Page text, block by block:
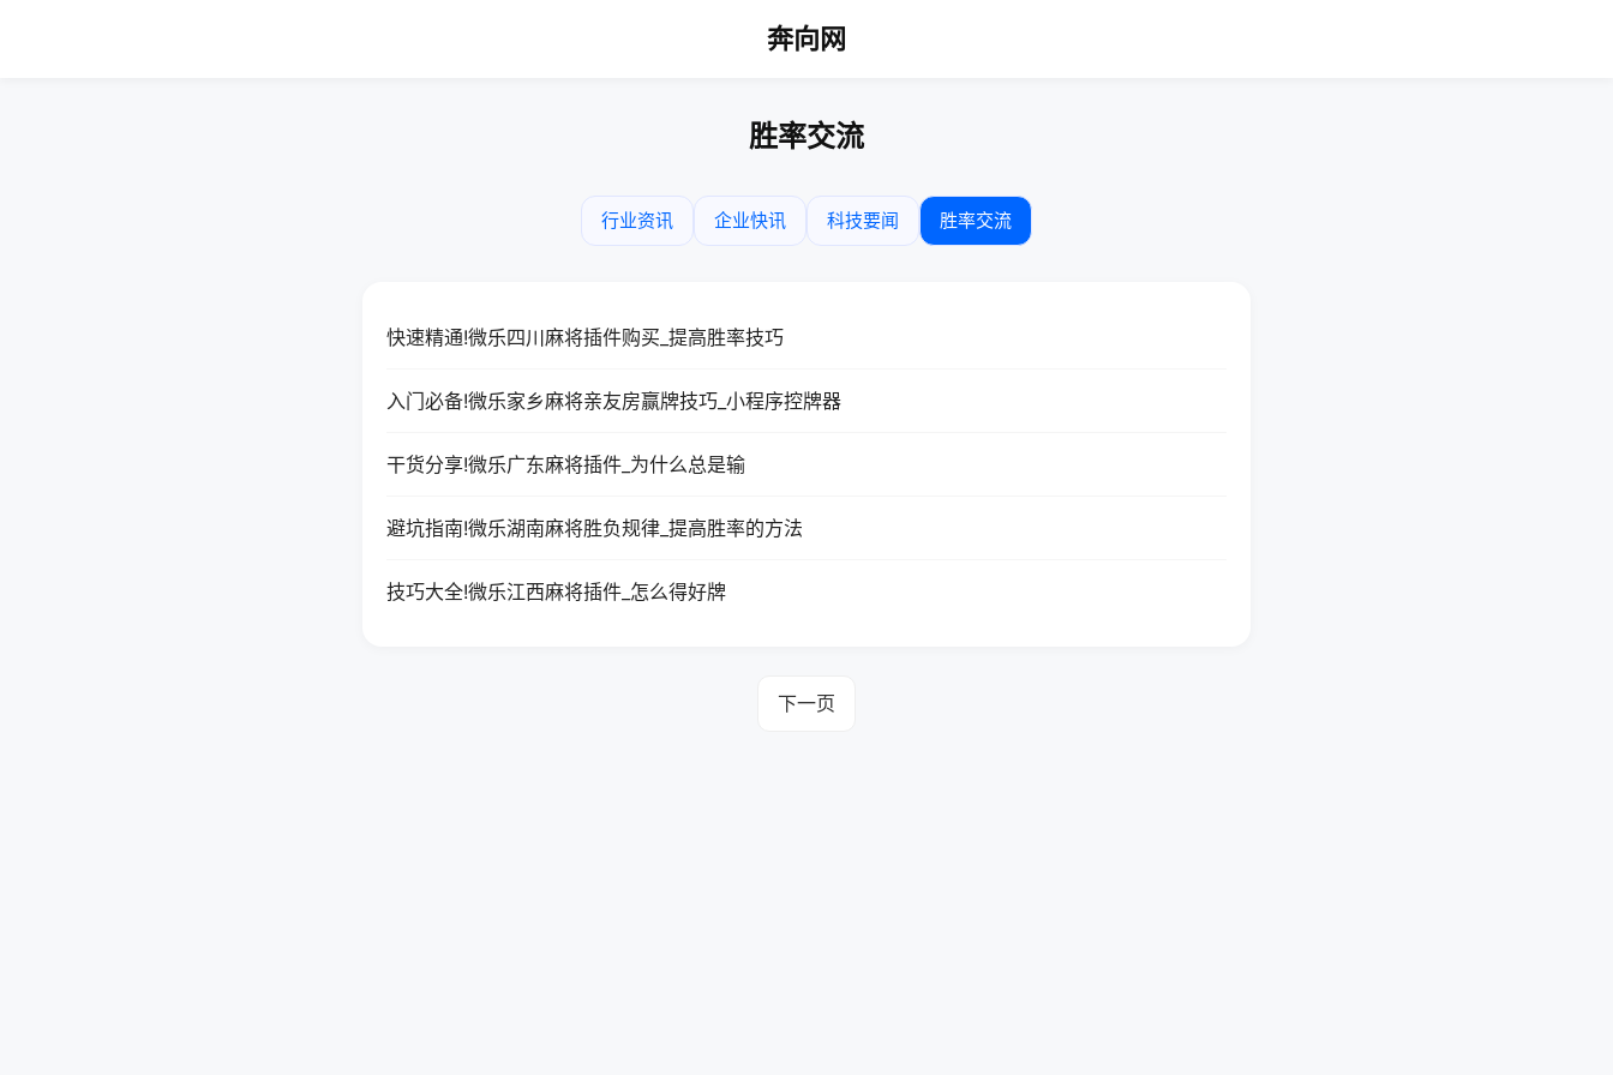
奔向网
胜率交流
行业资讯 企业快讯 科技要闻 胜率交流
快速精通!微乐四川麻将插件购买_提高胜率技巧
入门必备!微乐家乡麻将亲友房赢牌技巧_小程序控牌器
干货分享!微乐广东麻将插件_为什么总是输
避坑指南!微乐湖南麻将胜负规律_提高胜率的方法
技巧大全!微乐江西麻将插件_怎么得好牌
下一页